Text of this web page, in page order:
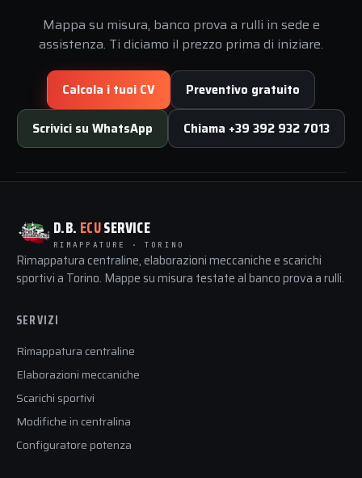
Mappa su misura, banco prova a rulli in sede e
assistenza. Ti diciamo il prezzo prima di iniziare.
Calcola i tuoi CV Preventivo gratuito
Scrivici su WhatsApp Chiama +39 392 932 7013
D.B. ECUSERVICE
RIMAPPATURE · TORINO
Rimappatura centraline, elaborazioni meccaniche e scarichi
sportivi a Torino. Mappe su misura testate al banco prova a rulli.
SERVIZI
Rimappatura centraline
Elaborazioni meccaniche
Scarichi sportivi
Modifiche in centralina
Configuratore potenza